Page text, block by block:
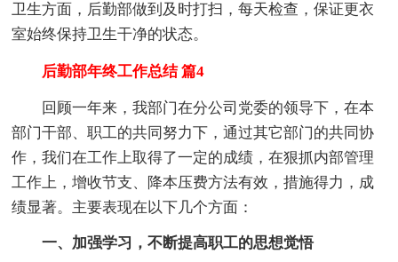
卫生方面，后勤部做到及时打扫，每天检查，保证更衣
室始终保持卫生干净的状态。
后勤部年终工作总结 篇4
回顾一年来，我部门在分公司党委的领导下，在本
部门干部、职工的共同努力下，通过其它部门的共同协
作，我们在工作上取得了一定的成绩，在狠抓内部管理
工作上，增收节支、降本压费方法有效，措施得力，成
绩显著。主要表现在以下几个方面：
一、加强学习，不断提高职工的思想觉悟